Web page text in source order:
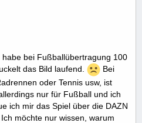
bei Fußballübertragung 100
das Bild laufend.
Bei
oder Tennis usw, ist
nur für Fußball und ich
ich mir das Spiel über die DAZN
möchte nur wissen, warum